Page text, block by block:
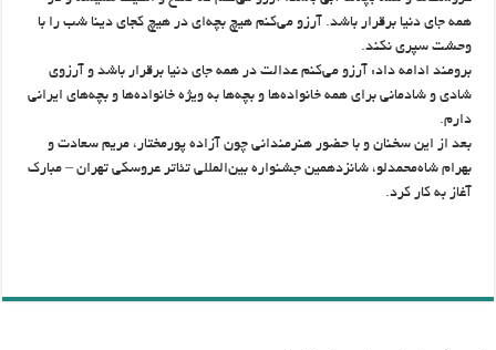
همه جای دنیا برقرار باشد. آرزو می‌کنم هیچ بچه‌ای در هیچ کجای دینا شب را با
وحشت سپری نکند.
برومند ادامه داد: آرزو می‌کنم عدالت در همه جای دنیا برقرار باشد و آرزوی
شادی و شادمانی برای همه خانواده‌ها و بچه‌ها به ویژه خانواده‌ها و بچه‌های ایرانی
دارم.
بعد از این سخنان و با حضور هنرمندانی چون آزاده پورمختار، مریم سعادت و
بهرام شاه‌محمدلو، شانزدهمین جشنواره بین‌المللی تئاتر عروسکی تهران – مبارک
آغاز به کار کرد.